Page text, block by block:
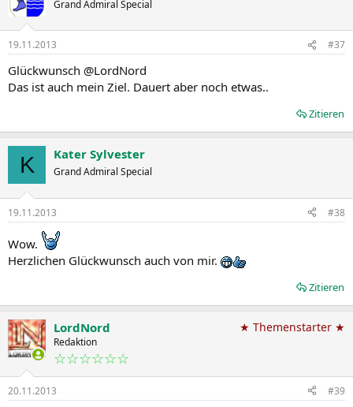
Grand Admiral Special
19.11.2013 #37
Glückwunsch @LordNord
Das ist auch mein Ziel. Dauert aber noch etwas..
Zitieren
K Kater Sylvester
Grand Admiral Special
19.11.2013 #38
Wow.
Herzlichen Glückwunsch auch von mir.
Zitieren
LordNord
Redaktion
☆☆☆☆☆☆
★ Themenstarter ★
20.11.2013 #39